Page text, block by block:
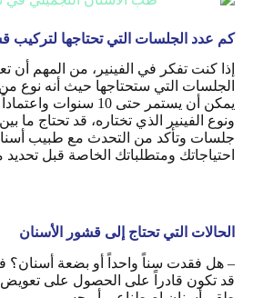
كم عدد الجلسات التي تحتاجها لتركيب
إذا كنت تفكر في الفينير، من المهم أن
الجلسات التي ستحتاجها حيث أنه نوع
يمكن أن يستمر حتى 10
جلسات وتأكد من التحدث مع طبيب
احتياجاتك ومتطلباتك الخاصة قبل
الحالات التي تحتاج إلى قشور الأسنان
– هل فقدت سناً واحداً أو بضعة أسنان؟
قد تكون قادراً على الحصول على